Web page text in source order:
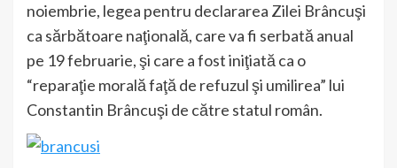
noiembrie, legea pentru declararea Zilei Brâncuşi
ca sărbătoare naţională, care va fi serbată anual
pe 19 februarie, şi care a fost iniţiată ca o
“reparaţie morală faţă de refuzul şi umilirea” lui
Constantin Brâncuşi de către statul român.